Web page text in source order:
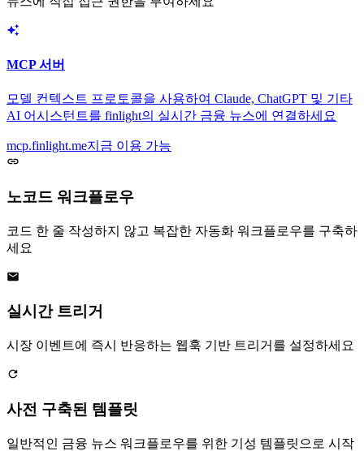
MCP 서버
모델 컨텍스트 프로토콜을 사용하여 Claude, ChatGPT 및 기타
AI 어시스턴트를 finlight의 실시간 금융 뉴스에 연결하세요
mcp.finlight.me지금 이용 가능
노코드 워크플로우
코드 한 줄 작성하지 않고 복잡한 자동화 워크플로우를 구축하
세요
실시간 트리거
시장 이벤트에 즉시 반응하는 웹훅 기반 트리거를 설정하세요
사전 구축된 템플릿
일반적인 금융 뉴스 워크플로우를 위한 기성 템플릿으로 시작